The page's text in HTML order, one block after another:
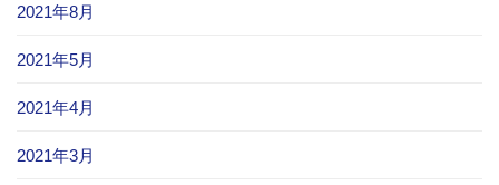
2021年8月
2021年5月
2021年4月
2021年3月